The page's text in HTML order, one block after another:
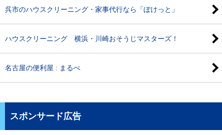
呉市のハウスクリーニング・家事代行なら「ぽけっと」
ハウスクリーニング 横浜・川崎おそうじマスターズ！
名古屋の便利屋 : まるべ
スポンサード広告